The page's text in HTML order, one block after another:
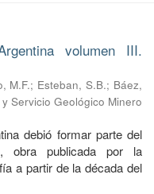
volumen III.
M.F.; Esteban, S.B.; Báez,
Servicio Geológico Minero
debió formar parte del
obra publicada por la
a partir de la década del